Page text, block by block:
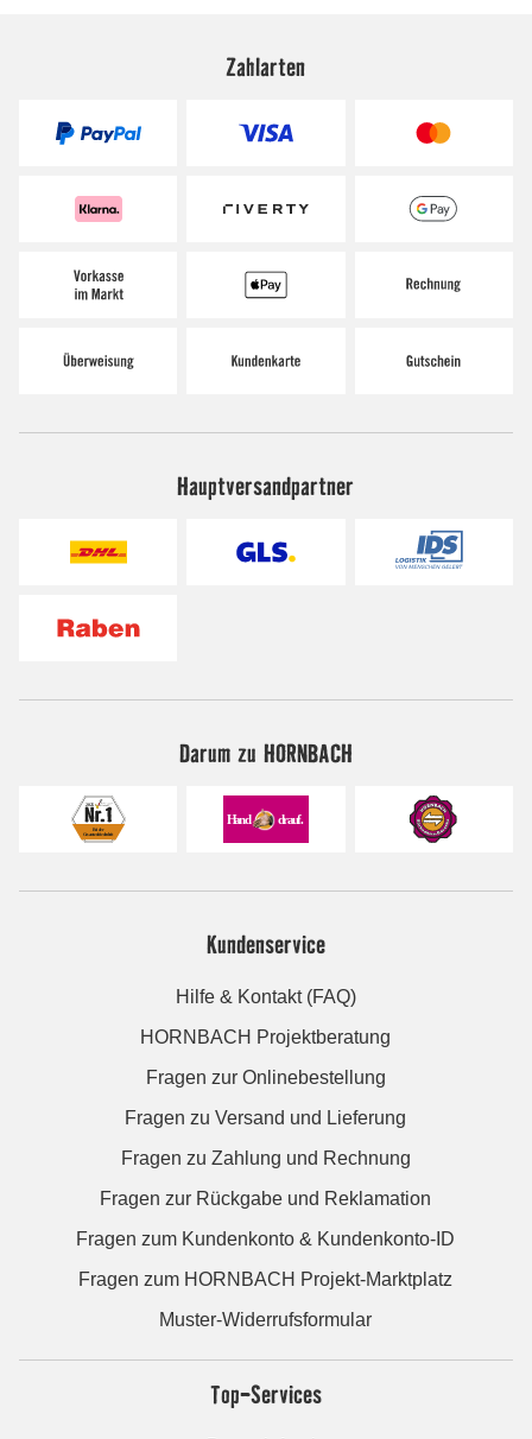
Zahlarten
Hauptversandpartner
Darum zu HORNBACH
Kundenservice
Hilfe & Kontakt (FAQ)
HORNBACH Projektberatung
Fragen zur Onlinebestellung
Fragen zu Versand und Lieferung
Fragen zu Zahlung und Rechnung
Fragen zur Rückgabe und Reklamation
Fragen zum Kundenkonto & Kundenkonto-ID
Fragen zum HORNBACH Projekt-Marktplatz
Muster-Widerrufsformular
Top-Services